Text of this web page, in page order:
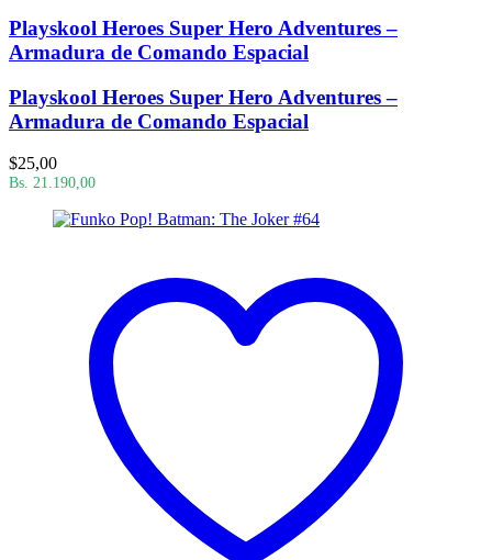
Playskool Heroes Super Hero Adventures –
Armadura de Comando Espacial
Playskool Heroes Super Hero Adventures –
Armadura de Comando Espacial
$25,00
Bs. 21.190,00